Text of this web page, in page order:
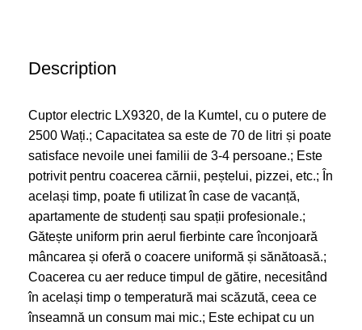
Description
Cuptor electric LX9320, de la Kumtel, cu o putere de
2500 Wați.; Capacitatea sa este de 70 de litri și poate
satisface nevoile unei familii de 3-4 persoane.; Este
potrivit pentru coacerea cărnii, peștelui, pizzei, etc.; În
același timp, poate fi utilizat în case de vacanță,
apartamente de studenți sau spații profesionale.;
Gătește uniform prin aerul fierbinte care înconjoară
mâncarea și oferă o coacere uniformă și sănătoasă.;
Coacerea cu aer reduce timpul de gătire, necesitând
în același timp o temperatură mai scăzută, ceea ce
înseamnă un consum mai mic.; Este echipat cu un